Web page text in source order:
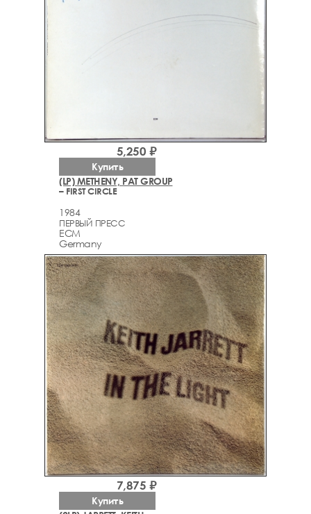
(LP) METHENY, PAT GROUP
– FIRST CIRCLE
1984
ПЕРВЫЙ ПРЕСС
ECM
Germany
5,250 ₽
Купить
7,875 ₽
Купить